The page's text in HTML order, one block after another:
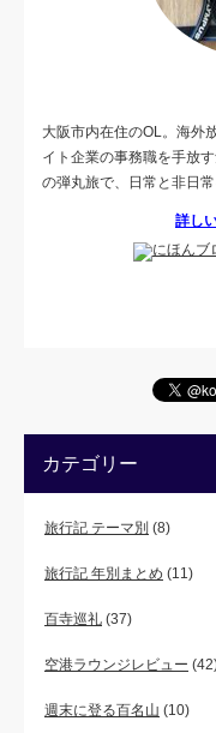
大阪市内在住のOL。海外
イト企業の事務職を手放
の弾丸旅で、日常と非日
詳し
カテゴリー
旅行記 テーマ別 (8)
旅行記 年別まとめ (11)
百寺巡礼 (37)
空港ラウンジレビュー
週末に登る百名山 (10)